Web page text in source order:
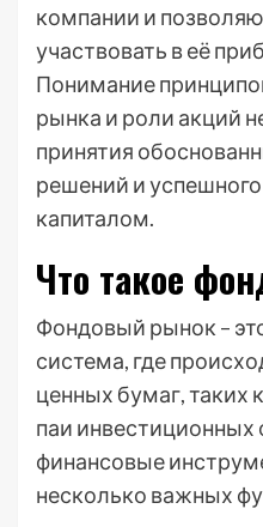
компании и
участвовать в её
Понимание
рынка и роли акций
принятия
решений и
капиталом.
Что такое
Фондовый рынок –
система, где
ценных бумаг, таких
паи инвестиционных
финансовые
несколько важных